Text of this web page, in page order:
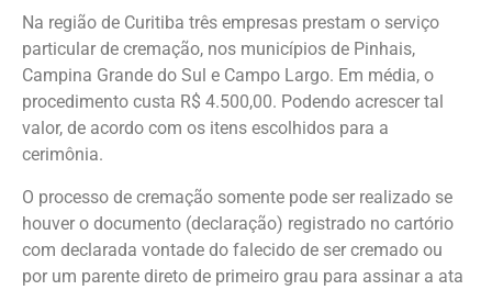
Na região de Curitiba três empresas prestam o serviço
particular de cremação, nos municípios de Pinhais,
Campina Grande do Sul e Campo Largo. Em média, o
procedimento custa R$ 4.500,00. Podendo acrescer tal
valor, de acordo com os itens escolhidos para a
cerimônia.
O processo de cremação somente pode ser realizado se
houver o documento (declaração) registrado no cartório
com declarada vontade do falecido de ser cremado ou
por um parente direto de primeiro grau para assinar a ata